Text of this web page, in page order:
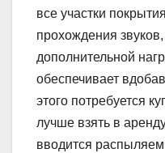
все участки
прохождения
дополнительной
обеспечивает
этого потребуется
лучше взять в
вводится